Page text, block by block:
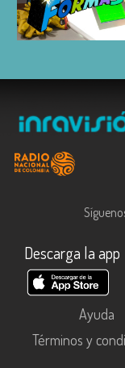
ESCUCHAR
Descarga la app
Ayuda
Términos y